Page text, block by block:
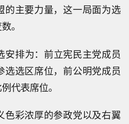
的主要力量，这一局面为选
。
安排为：前立宪民主党成员
选选区席位，前公明党成员
代表席位。
色彩浓厚的参政党以及右翼